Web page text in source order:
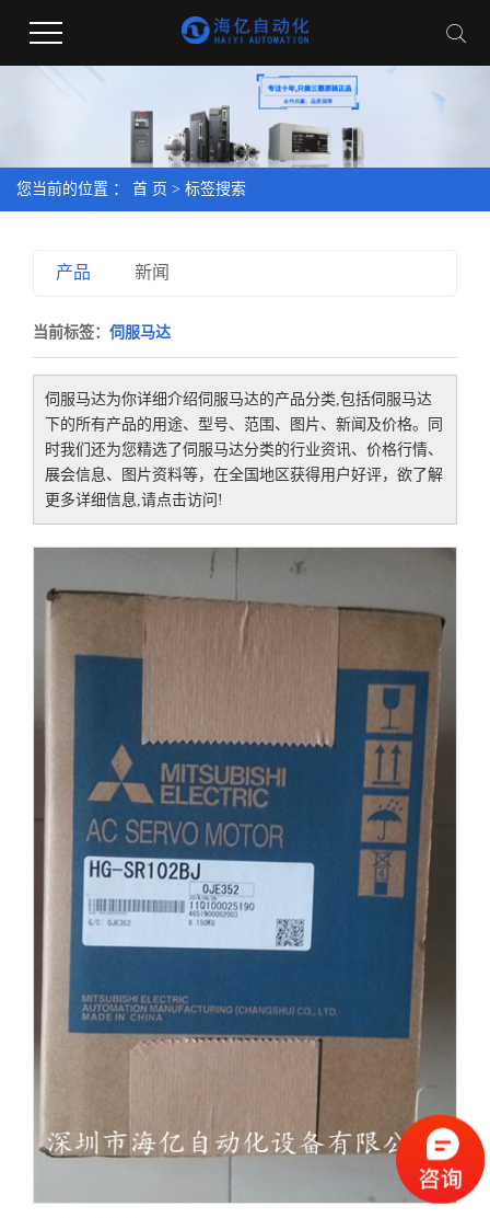
您当前的位置 ： 首 页 > 标签搜索
产品 新闻
当前标签： 伺服马达
伺服马达为你详细介绍伺服马达的产品分类,包括伺服马达
下的所有产品的用途、型号、范围、图片、新闻及价格。同
时我们还为您精选了伺服马达分类的行业资讯、价格行情、
展会信息、图片资料等，在全国地区获得用户好评，欲了解
更多详细信息,请点击访问!